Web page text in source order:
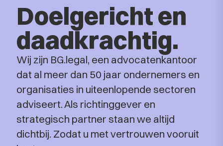
Doelgericht en
daadkrachtig.
Wij zijn BG.legal, een advocatenkantoor
dat al meer dan 50 jaar ondernemers en
organisaties in uiteenlopende sectoren
adviseert. Als richtinggever en
strategisch partner staan we altijd
dichtbij. Zodat u met vertrouwen vooruit